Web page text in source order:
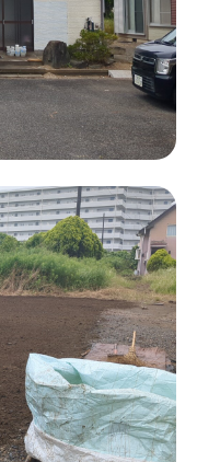
お客様の声
空き家対策